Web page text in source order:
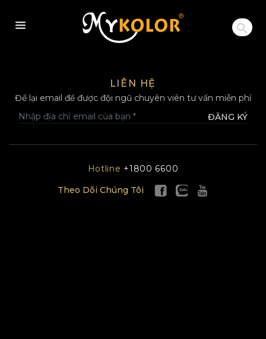
MYKOLOR
LIÊN HỆ
Để lại email để được đội ngũ chuyên viên tư vấn miễn phí
ĐĂNG KÝ
Hotline +1800 6600
Theo Dõi Chúng Tôi